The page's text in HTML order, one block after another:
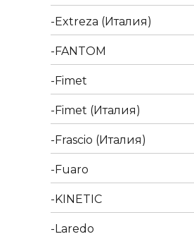
Extreza (Италия)
FANTOM
Fimet
Fimet (Италия)
Frascio (Италия)
Fuaro
KINETIC
Laredo